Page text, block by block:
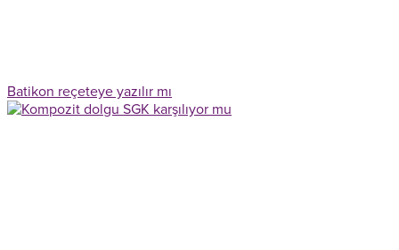
Batikon reçeteye yazılır mı